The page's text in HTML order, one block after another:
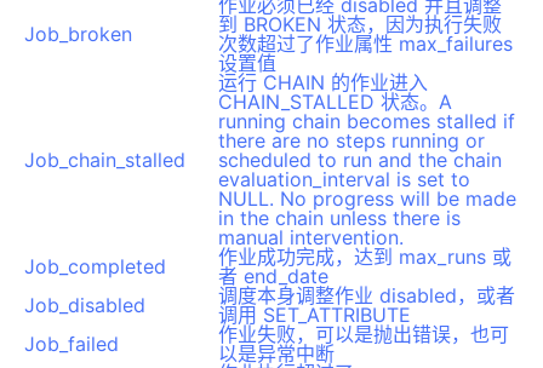
Job_broken
作业必须已经 disabled 并且调整
到 BROKEN 状态，因为执行失败
次数超过了作业属性 max_failures
设置值
Job_chain_stalled
运行 CHAIN 的作业进入
CHAIN_STALLED 状态。A
running chain becomes stalled if
there are no steps running or
scheduled to run and the chain
evaluation_interval is set to
NULL. No progress will be made
in the chain unless there is
manual intervention.
Job_completed
作业成功完成，达到 max_runs 或
者 end_date
Job_disabled
调度本身调整作业 disabled，或者
调用 SET_ATTRIBUTE
Job_failed
作业失败，可以是抛出错误，也可
以是异常中断